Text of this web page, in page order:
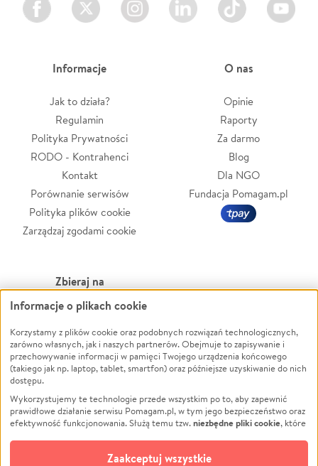
Informacje
Jak to działa?
Regulamin
Polityka Prywatności
RODO - Kontrahenci
Kontakt
Porównanie serwisów
Polityka plików cookie
Zarządzaj zgodami cookie
O nas
Opinie
Raporty
Za darmo
Blog
Dla NGO
Fundacja Pomagam.pl
Zbieraj na
Leczenie
Zwierzęta
Pożar
Ukraina
Pomoc Finansowa
Projekty
Pogrzeb
Społeczność lokalna
Powódź
Wichura
NGO
Edukacja
Podróż
Impreza
Ochrona środowiska
Informacje o plikach cookie
Korzystamy z plików cookie oraz podobnych rozwiązań technologicznych,
zarówno własnych, jak i naszych partnerów. Obejmuje to zapisywanie i
przechowywanie informacji w pamięci Twojego urządzenia końcowego
(takiego jak np. laptop, tablet, smartfon) oraz późniejsze uzyskiwanie do nich
dostępu.
Wykorzystujemy te technologie przede wszystkim po to, aby zapewnić
prawidłowe działanie serwisu Pomagam.pl, w tym jego bezpieczeństwo oraz
efektywność funkcjonowania. Służą temu tzw.niezbędne pliki cookie, które
opcjonalnych plików cookie
Zaakceptuj wszystkie